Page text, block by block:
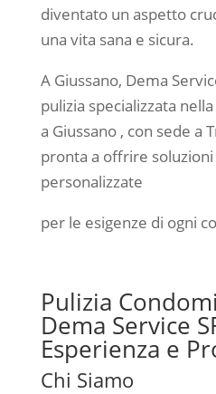
diventato un aspetto
una vita sana e sicura.
A Giussano, Dema
pulizia specializzata
a Giussano , con sede a
pronta a offrire
personalizzate
per le esigenze di ogni
Pulizia
Dema Service
Esperienza e
Chi Siamo